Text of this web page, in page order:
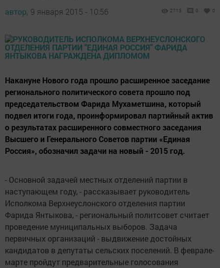
автор, 9 января 2015 - 10:56 2713 0 0
Накануне Нового года прошло расширенное заседание
регионального политического совета прошло под
председательством Фарида Мухаметшина, который
подвел итоги года, проинформировал партийный актив
о результатах расширенного совместного заседания
Высшего и Генерального Советов партии «Единая
Россия», обозначил задачи на новый - 2015 год.
- Основной задачей местных отделений партии в
наступающем году, - рассказывает руководитель
Исполкома Верхнеуслонского отделения партии
Фарида Янтыкова, - региональный политсовет считает
проведение муниципальных выборов. Задача
первичных организаций - выдвижение достойных
кандидатов в депутаты сельских поселений. В феврале-
марте пройдут предварительные голосования